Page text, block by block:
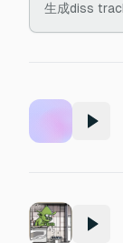
生成diss